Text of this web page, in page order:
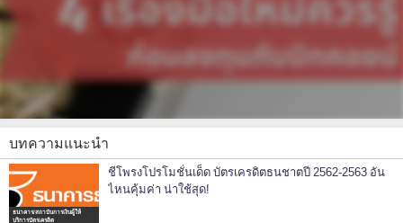
บทความแนะนำ
ธนาคาร/สถาบันการเงินผู้ให้
บริการบัตรเครดิต
ชีโพรงโปรโมชั่นเด็ด บัตรเครดิตธนชาตปี 2562-2563 อัน
ไหนคุ้มค่า น่าใช้สุด!